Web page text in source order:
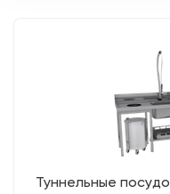
Туннельные